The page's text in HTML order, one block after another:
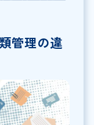
管理の違